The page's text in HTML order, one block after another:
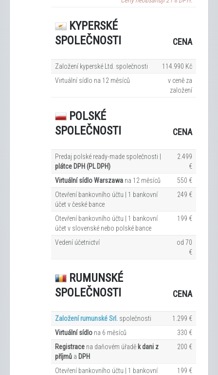
KYPERSKÉ
SPOLEČNOSTI
CENA
Založení kyperské Ltd. společnosti
114.990 Kč
Virtuální sídlo na 12 měsíců
v ceně za
založení
POLSKÉ
SPOLEČNOSTI
CENA
Predaj polské ready-made společnosti |
plátce DPH (PL DPH)
2.499
€
Virtuální sídlo Warszawa na 12 měsíců
550 €
Otevření bankovního účtu | 1 bankovní
účet v české bance
249 €
Otevření bankovního účtu | 1 bankovní
účet v slovenské nebo polské bance
199 €
Vedení účetnictví
od 70
€
RUMUNSKÉ
SPOLEČNOSTI
CENA
Založení rumunské Srl. společnosti
1.299 €
Virtuální sídlo na 6 měsíců
330 €
Registrace na daňovém úřadě k dani z
příjmů a DPH
200 €
Otevření bankovního účtu | 1 bankovní
199 €